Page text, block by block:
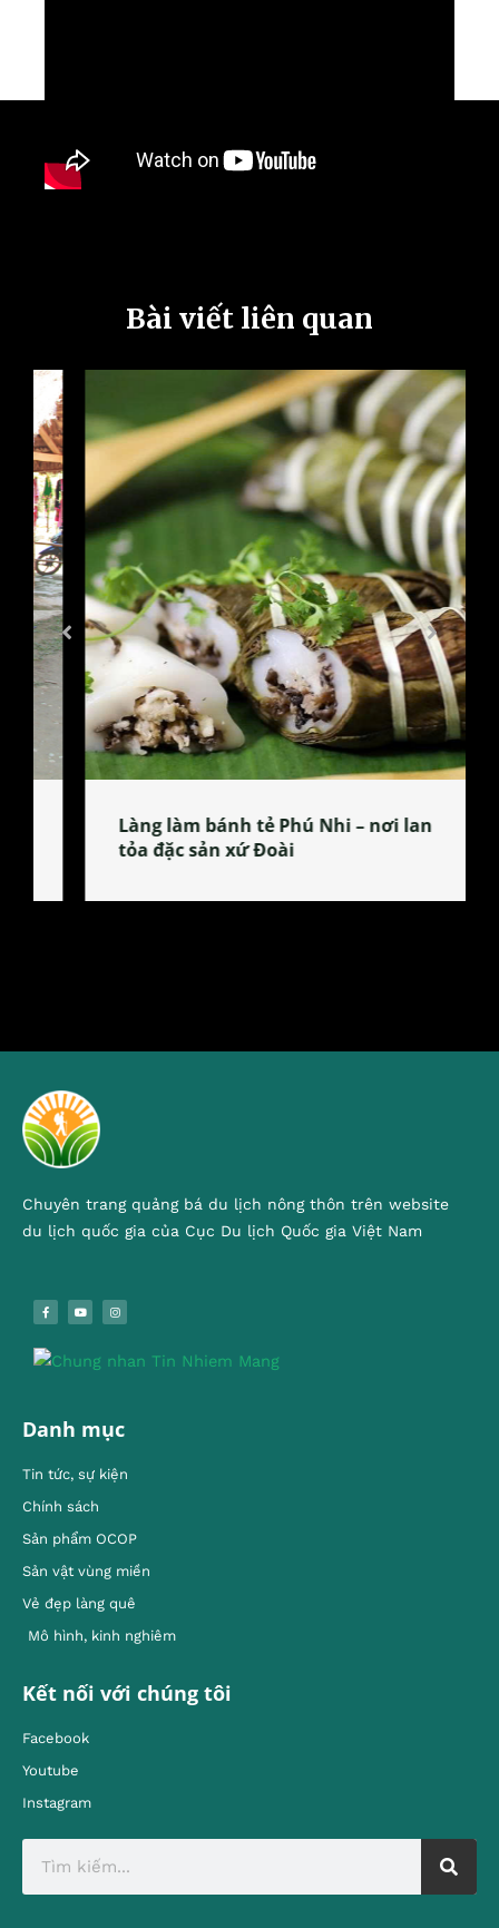
Bài viết liên quan
Làng làm bánh tẻ Phú Nhi – nơi lan
tỏa đặc sản xứ Đoài
Chuyên trang quảng bá du lịch nông thôn trên website
du lịch quốc gia của Cục Du lịch Quốc gia Việt Nam
Danh mục
Tin tức, sự kiện
Chính sách
Sản phẩm OCOP
Sản vật vùng miền
Vẻ đẹp làng quê
Mô hình, kinh nghiêm
Kết nối với chúng tôi
Facebook
Youtube
Instagram